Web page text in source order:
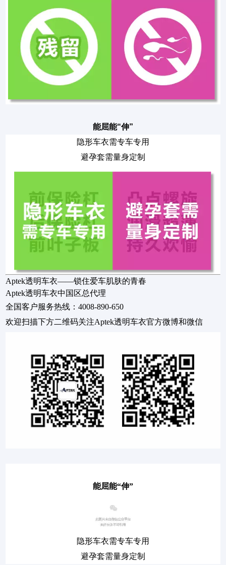
能屈能“伸”
隐形车衣需专车专用
避孕套需量身定制
Aptek透明车衣——锁住爱车肌肤的青春
Aptek透明车衣中国区总代理
全国客户服务热线：4008-890-650
欢迎扫描下方二维码关注Aptek透明车衣官方微博和微信
能屈能“伸”
隐形车衣需专车专用
避孕套需量身定制